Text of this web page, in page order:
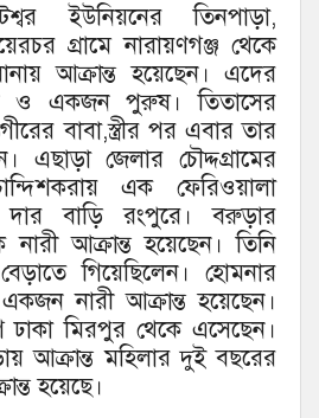
ইউনিয়নের তিনপাড়া,
গ্রামে নারায়ণগঞ্জ থেকে
আক্রান্ত হয়েছেন। এদের
ও একজন পুরুষ। তিতাসের
বাবা,স্ত্রীর পর এবার তার
এছাড়া জেলার চৌদ্দগ্রামের
এক ফেরিওয়ালা
দার বাড়ি রংপুরে। বরুড়ার
আক্রান্ত হয়েছেন। তিনি
গিয়েছিলেন। হোমনার
একজন নারী আক্রান্ত হয়েছেন।
মিরপুর থেকে এসেছেন।
আক্রান্ত মহিলার দুই বছরের
হয়েছে।